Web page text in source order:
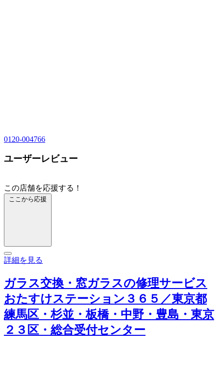
0120-004766
ユーザーレビュー
この店舗を応援する！
ここから応援
詳細を見る
ガラス交換・窓ガラスの修理サービス
おたすけステーション３６５／東京都
練馬区・杉並・板橋・中野・豊島・東京
２３区・総合受付センター